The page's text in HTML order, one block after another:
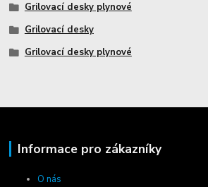
Grilovací desky plynové
Grilovací desky
Grilovací desky plynové
Informace pro zákazníky
O nás